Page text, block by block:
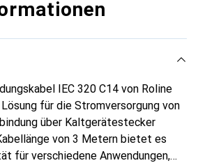
IEC 320 C14 von Roline
für die Stromversorgung von
über Kaltgerätestecker
von 3 Metern bietet es
für verschiedene Anwendungen,